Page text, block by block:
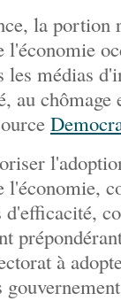
la portion
l'économie
les médias
au
l'économie,
à